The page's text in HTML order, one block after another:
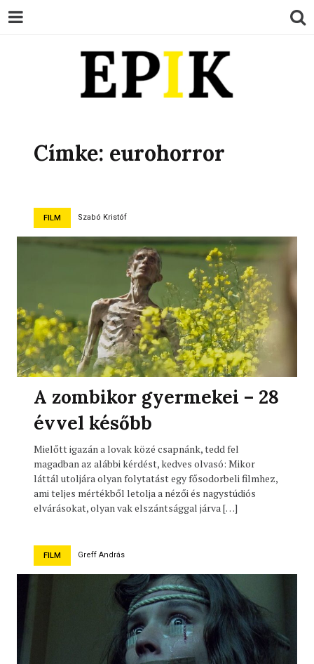
EPIK
Címke: eurohorror
FILM Szabó Kristóf
A zombikor gyermekei – 28
évvel később
Mielőtt igazán a lovak közé csapnánk, tedd fel
magadban az alábbi kérdést, kedves olvasó: Mikor
láttál utoljára olyan folytatást egy fősodorbeli filmhez,
ami teljes mértékből letolja a nézői és nagystúdiós
elvárásokat, olyan vak elszántsággal járva […]
FILM Greff András